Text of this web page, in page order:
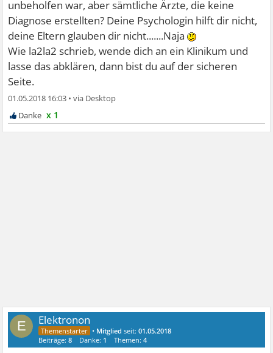
unbeholfen war, aber sämtliche Ärzte, die keine
Diagnose erstellten? Deine Psychologin hilft dir nicht,
deine Eltern glauben dir nicht.......Naja
Wie la2la2 schrieb, wende dich an ein Klinikum und
lasse das abklären, dann bist du auf der sicheren
Seite.
01.05.2018 16:03 •
x 1
E Elektronon
• Mitglied seit:01.05.2018
Beiträge:8 Danke: 1 Themen:4